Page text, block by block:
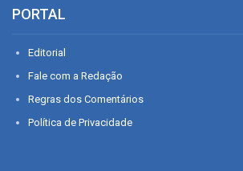
PORTAL
Editorial
Fale com a Redação
Regras dos Comentários
Política de Privacidade